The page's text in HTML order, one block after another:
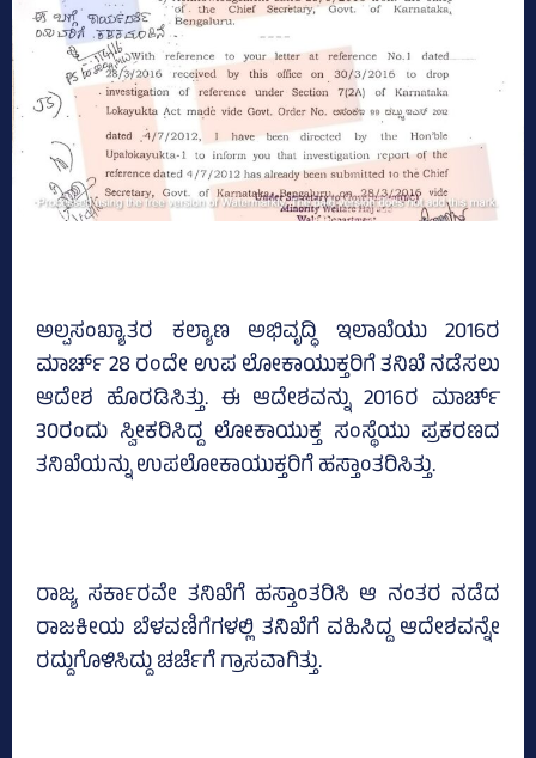
ಅಲ್ಪಸಂಖ್ಯಾತರ ಕಲ್ಯಾಣ ಅಭಿವೃದ್ಧಿ ಇಲಾಖೆಯು 2016ರ
ಮಾರ್ಚ್‌ 28 ರಂದೇ ಉಪ ಲೋಕಾಯುಕ್ತರಿಗೆ ತನಿಖೆ ನಡೆಸಲು
ಆದೇಶ ಹೊರಡಿಸಿತ್ತು. ಈ ಆದೇಶವನ್ನು 2016ರ ಮಾರ್ಚ್‌
30ರಂದು ಸ್ವೀಕರಿಸಿದ್ದ ಲೋಕಾಯುಕ್ತ ಸಂಸ್ಥೆಯು ಪ್ರಕರಣದ
ತನಿಖೆಯನ್ನು ಉಪಲೋಕಾಯುಕ್ತರಿಗೆ ಹಸ್ತಾಂತರಿಸಿತ್ತು.
ರಾಜ್ಯ ಸರ್ಕಾರವೇ ತನಿಖೆಗೆ ಹಸ್ತಾಂತರಿಸಿ ಆ ನಂತರ ನಡೆದ
ರಾಜಕೀಯ ಬೆಳವಣಿಗೆಗಳಲ್ಲಿ ತನಿಖೆಗೆ ವಹಿಸಿದ್ದ ಆದೇಶವನ್ನೇ
ರದ್ದುಗೊಳಿಸಿದ್ದು ಚರ್ಚೆಗೆ ಗ್ರಾಸವಾಗಿತ್ತು.